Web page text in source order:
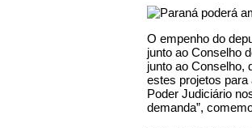
O empenho do
junto ao Conselho
junto ao Conselho,
estes projetos para
Poder Judiciário
demanda”,